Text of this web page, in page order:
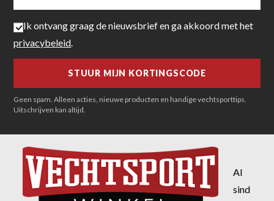
Ik ontvang graag de nieuwsbrief en ga akkoord met het
privacybeleid.
Geen spam. Alleen acties, nieuwe producten en handige vechtsporttips.
Uitschrijven kan altijd.
Al
sind